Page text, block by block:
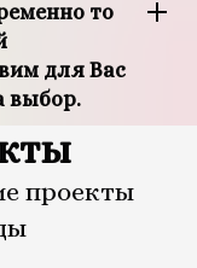
то
для Вас
выбор.
проекты